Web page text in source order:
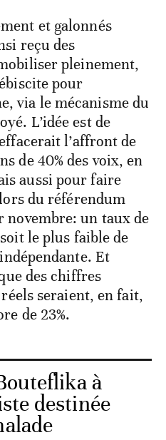
et galonnés
reçu des
pleinement,
pour
via le mécanisme du
L’idée est de
l’affront de
de 40% des voix, en
aussi pour faire
du référendum
un taux de
le plus faible de
Et
des chiffres
seraient, en fait,
de 23%.
à
destinée